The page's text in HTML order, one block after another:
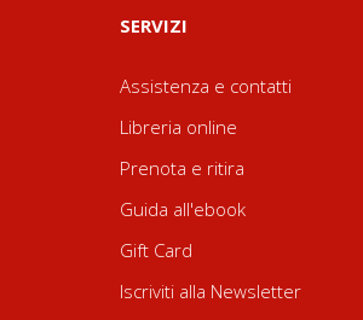
SERVIZI
Assistenza e contatti
Libreria online
Prenota e ritira
Guida all'ebook
Gift Card
Iscriviti alla Newsletter